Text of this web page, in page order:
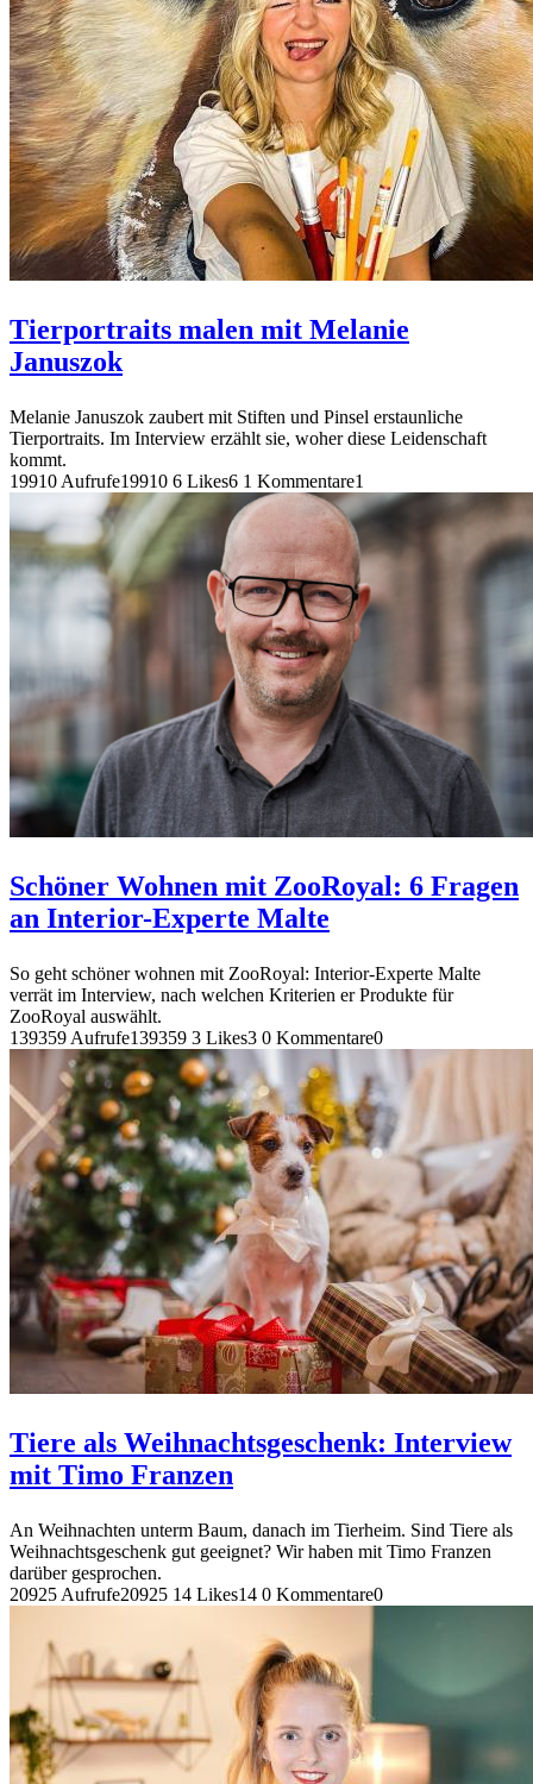
Tierportraits malen mit Melanie
Januszok
Melanie Januszok zaubert mit Stiften und Pinsel erstaunliche
Tierportraits. Im Interview erzählt sie, woher diese Leidenschaft
kommt.
19910 Aufrufe19910 6 Likes6 1 Kommentare1
Schöner Wohnen mit ZooRoyal: 6 Fragen
an Interior-Experte Malte
So geht schöner wohnen mit ZooRoyal: Interior-Experte Malte
verrät im Interview, nach welchen Kriterien er Produkte für
ZooRoyal auswählt.
139359 Aufrufe139359 3 Likes3 0 Kommentare0
Tiere als Weihnachtsgeschenk: Interview
mit Timo Franzen
An Weihnachten unterm Baum, danach im Tierheim. Sind Tiere als
Weihnachtsgeschenk gut geeignet? Wir haben mit Timo Franzen
darüber gesprochen.
20925 Aufrufe20925 14 Likes14 0 Kommentare0